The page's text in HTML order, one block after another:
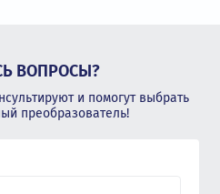
ВОПРОСЫ?
и помогут выбрать
преобразователь!